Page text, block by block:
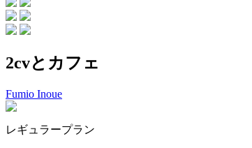
2cvとカフェ
Fumio Inoue
レギュラープラン